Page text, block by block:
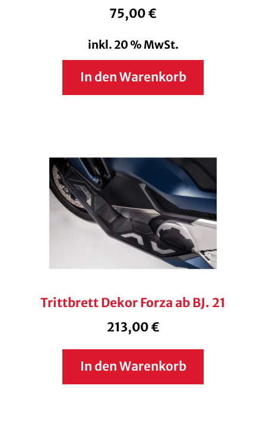
75,00€
inkl. 20 % MwSt.
In den Warenkorb
Trittbrett Dekor Forza ab BJ. 21
213,00€
In den Warenkorb